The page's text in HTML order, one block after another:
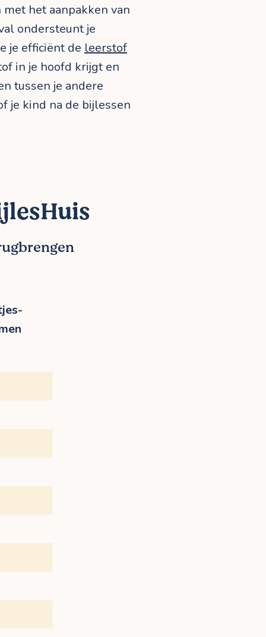
het aanpakken van
ondersteunt je
je efficiënt de leerstof
in je hoofd krijgt en
tussen je andere
je kind na de bijlessen